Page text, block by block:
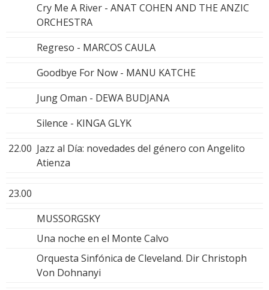
Cry Me A River - ANAT COHEN AND THE ANZIC
ORCHESTRA
Regreso - MARCOS CAULA
Goodbye For Now - MANU KATCHE
Jung Oman - DEWA BUDJANA
Silence - KINGA GLYK
22.00 Jazz al Día: novedades del género con Angelito
Atienza
23.00
MUSSORGSKY
Una noche en el Monte Calvo
Orquesta Sinfónica de Cleveland. Dir Christoph
Von Dohnanyi